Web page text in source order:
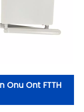
Onu Ont FTTH